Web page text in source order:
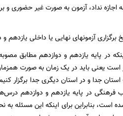
اجازه نداد، آزمون به صورت غیر حضوری
برگزاری آزمونهای نهایی یا داخلی یازدهم
در پایه یازدهم و دوازدهم مطابق
است یعنی باید در یک زمان به صورت
استان جدا و در استان دیگری جدا
فرهنگی در پایه یازدهم و دوازدهم
بنابراین برای اینکه این مسئله